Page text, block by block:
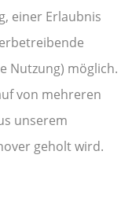
einer Erlaubnis
Nutzung) möglich.
von mehreren
unserem
geholt wird.